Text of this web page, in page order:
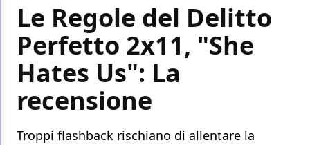
Le Regole del Delitto
Perfetto 2x11, "She
Hates Us": La
recensione
Troppi flashback rischiano di allentare la